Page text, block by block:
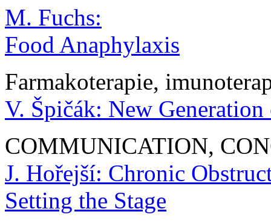
M. Fuchs:
Food Anaphylaxis
Farmakoterapie,
V. Špičák: New
COMMUNICATION,
J. Hořejší: Chronic
Setting the Stage